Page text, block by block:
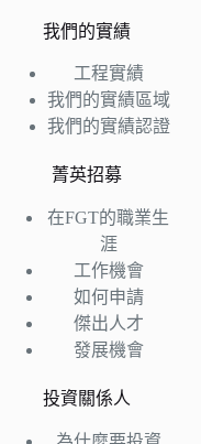
我們的實績
工程實績
我們的實績區域
我們的實績認證
菁英招募
在FGT的職業生
涯
工作機會
如何申請
傑出人才
發展機會
投資關係人